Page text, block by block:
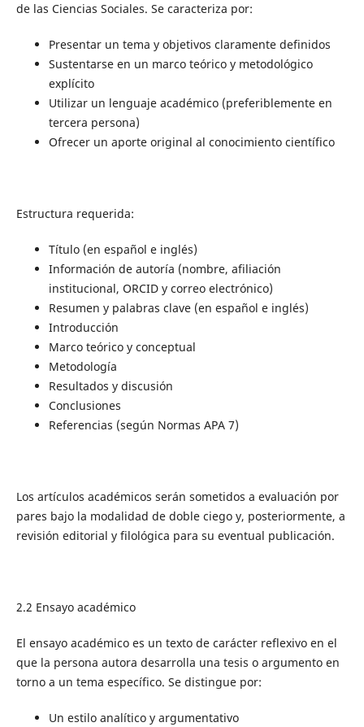
de las Ciencias Sociales. Se caracteriza por:
Presentar un tema y objetivos claramente definidos
Sustentarse en un marco teórico y metodológico
explícito
Utilizar un lenguaje académico (preferiblemente en
tercera persona)
Ofrecer un aporte original al conocimiento científico
Estructura requerida:
Título (en español e inglés)
Información de autoría (nombre, afiliación
institucional, ORCID y correo electrónico)
Resumen y palabras clave (en español e inglés)
Introducción
Marco teórico y conceptual
Metodología
Resultados y discusión
Conclusiones
Referencias (según Normas APA 7)
Los artículos académicos serán sometidos a evaluación por
pares bajo la modalidad de doble ciego y, posteriormente, a
revisión editorial y filológica para su eventual publicación.
2.2 Ensayo académico
El ensayo académico es un texto de carácter reflexivo en el
que la persona autora desarrolla una tesis o argumento en
torno a un tema específico. Se distingue por:
Un estilo analítico y argumentativo